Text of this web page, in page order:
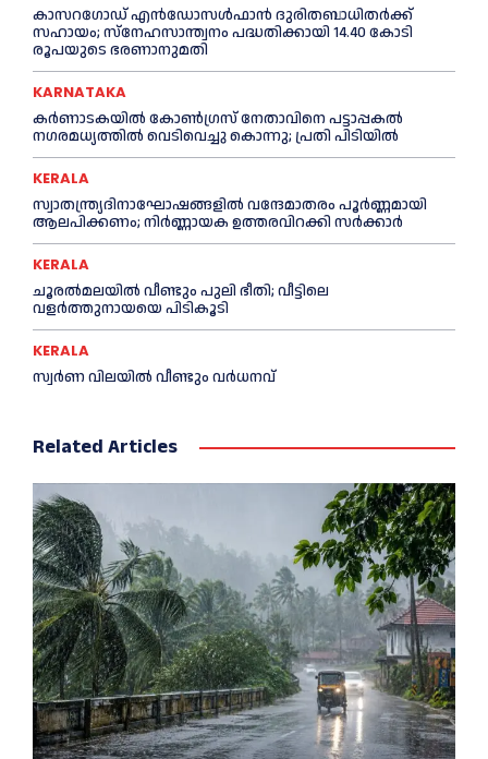
കാസറഗോഡ് എന്‍ഡോസള്‍ഫാന്‍ ദുരിതബാധിതര്‍ക്ക്
സഹായം; സ്‌നേഹസാന്ത്വനം പദ്ധതിക്കായി 14.40 കോടി
രൂപയുടെ ഭരണാനുമതി
KARNATAKA
കർണാടകയിൽ കോണ്‍ഗ്രസ് നേതാവിനെ പട്ടാപ്പകല്‍
നഗരമധ്യത്തില്‍ വെടിവെച്ചു കൊന്നു; പ്രതി പിടിയില്‍
KERALA
സ്വാതന്ത്ര്യദിനാഘോഷങ്ങളില്‍ വന്ദേമാതരം പൂര്‍ണ്ണമായി
ആലപിക്കണം; നിര്‍ണ്ണായക ഉത്തരവിറക്കി സര്‍ക്കാര്‍
KERALA
ചൂരല്‍മലയില്‍ വീണ്ടും പുലി ഭീതി; വീട്ടിലെ
വളര്‍ത്തുനായയെ പിടികൂടി
KERALA
സ്വർണ വിലയില്‍ വീണ്ടും വർധനവ്
Related Articles